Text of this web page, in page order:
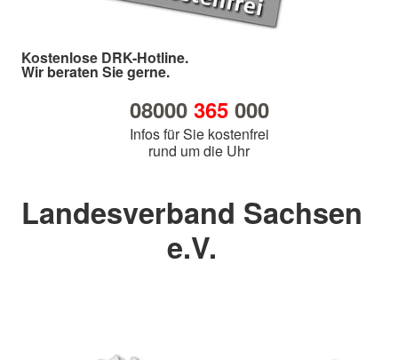
Kostenlose DRK-Hotline.
Wir beraten Sie gerne.
08000 365000
Infos für Sie kostenfrei
rund um die Uhr
Landesverband Sachsen
e.V.